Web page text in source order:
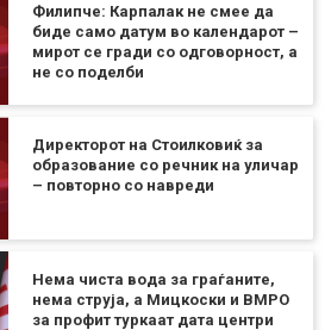
Филипче: Карпалак не смее да
биде само датум во календарот –
мирот се гради со одговорност, а
не со поделби
Директорот на Стоилковиќ за
образование со речник на уличар
– повторно со навреди
Нема чиста вода за граѓаните,
нема струја, а Мицкоски и ВМРО
за профит туркаат дата центри